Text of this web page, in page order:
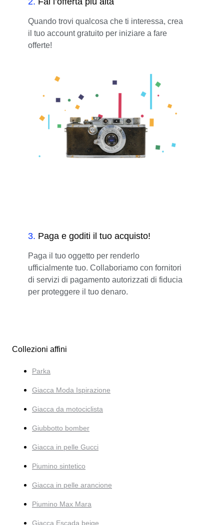
Quando trovi qualcosa che ti interessa, crea
il tuo account gratuito per iniziare a fare
offerte!
3. Paga e goditi il tuo acquisto!
Paga il tuo oggetto per renderlo
ufficialmente tuo. Collaboriamo con fornitori
di servizi di pagamento autorizzati di fiducia
per proteggere il tuo denaro.
Collezioni affini
Parka
Giacca Moda Ispirazione
Giacca da motociclista
Giubbotto bomber
Giacca in pelle Gucci
Piumino sintetico
Giacca in pelle arancione
Piumino Max Mara
Giacca Escada beige